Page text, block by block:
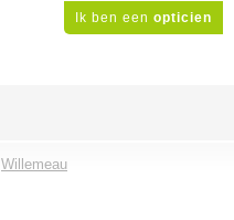
Ik ben een opticien
Willemeau